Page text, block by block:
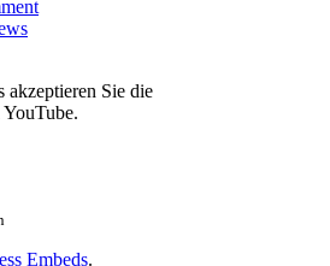
akzeptieren Sie die
Embeds.